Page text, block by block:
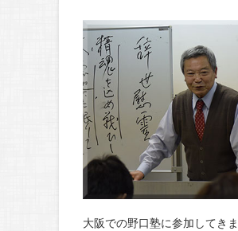
大阪での野口塾に参加してきま